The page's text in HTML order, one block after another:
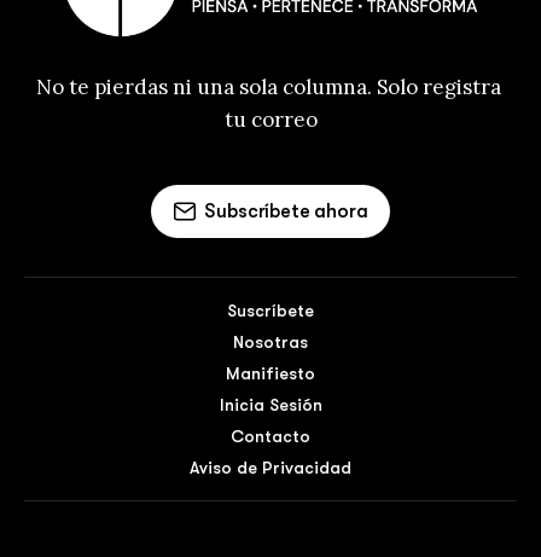
No te pierdas ni una sola columna. Solo registra
tu correo
Subscríbete ahora
Suscríbete
Nosotras
Manifiesto
Inicia Sesión
Contacto
Aviso de Privacidad